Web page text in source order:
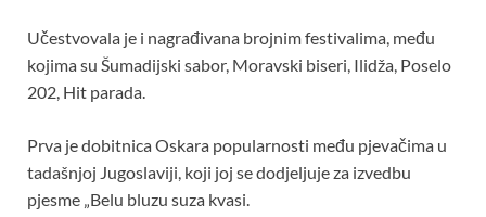
Učestvovala je i nagrađivana brojnim festivalima, među
kojima su Šumadijski sabor, Moravski biseri, Ilidža, Poselo
202, Hit parada.
Prva je dobitnica Oskara popularnosti među pjevačima u
tadašnjoj Jugoslaviji, koji joj se dodjeljuje za izvedbu
pjesme „Belu bluzu suza kvasi.